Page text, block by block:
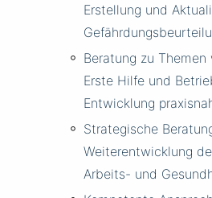
Erstellung und
Beratung zu
Erste Hilfe und
Entwicklung
Strategische
Weiterentwicklung
Arbeits- und